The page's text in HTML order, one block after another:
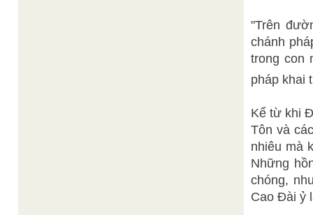
"Trên
chánh
trong con
pháp khai
Kể từ khi
Tôn và
nhiêu mà
Những
chóng,
Cao Đài ỷ